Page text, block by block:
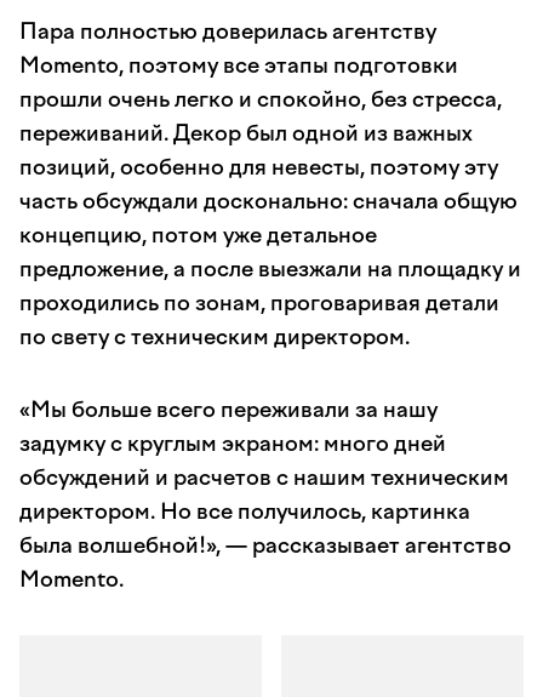
Пара полностью доверилась агентству
Momento, поэтому все этапы подготовки
прошли очень легко и спокойно, без стресса,
переживаний. Декор был одной из важных
позиций, особенно для невесты, поэтому эту
часть обсуждали досконально: сначала общую
концепцию, потом уже детальное
предложение, а после выезжали на площадку и
проходились по зонам, проговаривая детали
по свету с техническим директором.
«Мы больше всего переживали за нашу
задумку с круглым экраном: много дней
обсуждений и расчетов с нашим техническим
директором. Но все получилось, картинка
была волшебной!», — рассказывает агентство
Momento.